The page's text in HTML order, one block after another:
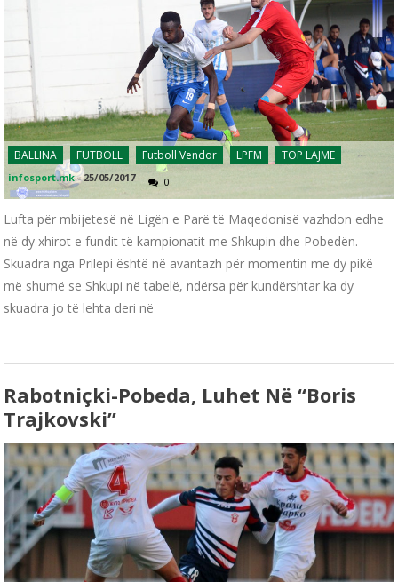
BALLINA FUTBOLL Futboll Vendor LPFM TOP LAJME
infosport.mk -25/05/2017 0
Lufta për mbijetesë në Ligën e Parë të Maqedonisë vazhdon edhe
në dy xhirot e fundit të kampionatit me Shkupin dhe Pobedën.
Skuadra nga Prilepi është në avantazh për momentin me dy pikë
më shumë se Shkupi në tabelë, ndërsa për kundërshtar ka dy
skuadra jo të lehta deri në
Rabotniçki-Pobeda, Luhet Në “Boris
Trajkovski”